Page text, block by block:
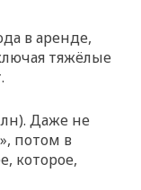
в аренде,
тяжёлые
Даже не
потом в
которое,